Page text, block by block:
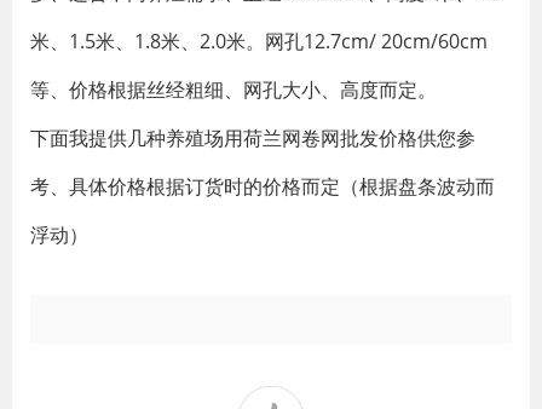
米、1.5米、1.8米、2.0米。网孔12.7cm/ 20cm/60cm
等、价格根据丝经粗细、网孔大小、高度而定。
下面我提供几种养殖场用荷兰网卷网批发价格供您参
考、具体价格根据订货时的价格而定（根据盘条波动而
浮动）